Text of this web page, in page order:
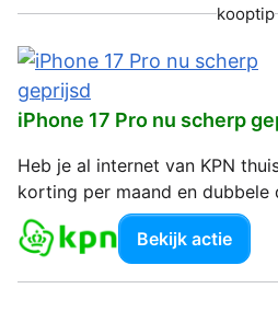
kooptip
iPhone 17 Pro nu scherp
Heb je al internet van KPN
korting per maand en dubbele
Bekijk actie